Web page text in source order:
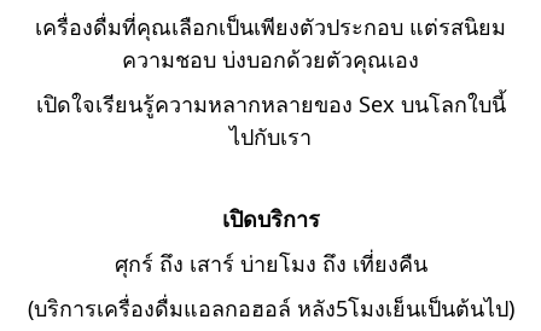
เครื่องดื่มที่คุณเลือกเป็นเพียงตัวประกอบ แต่รสนิยม
ความชอบ บ่งบอกด้วยตัวคุณเอง
เปิดใจเรียนรู้ความหลากหลายของ Sex บนโลกใบนี้
ไปกับเรา
เปิดบริการ
ศุกร์ ถึง เสาร์ บ่ายโมง ถึง เที่ยงคืน
(บริการเครื่องดื่มแอลกอฮอล์ หลัง5โมงเย็นเป็นต้นไป)